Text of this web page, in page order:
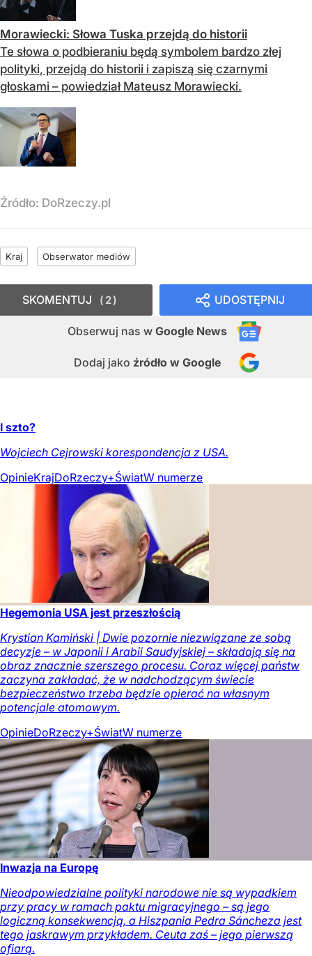
Morawiecki: Słowa Tuska przejdą do historii
Te słowa o podbieraniu będą symbolem bardzo złej
polityki, przejdą do historii i zapiszą się czarnymi
głoskami – powiedział Mateusz Morawiecki.
Źródło: DoRzeczy.pl
Kraj Obserwator mediów
UDOSTĘPNIJ
Obserwuj nas w Google News
Dodaj jako źródło w Google
SKOMENTUJ 2
I szto?
Wojciech Cejrowski korespondencja z USA.
OpinieKrajDoRzeczy+ŚwiatW numerze
Hegemonia USA jest przeszłością
Krystian Kamiński | Dwie pozornie niezwiązane ze sobą
decyzje – w Japonii i Arabii Saudyjskiej – składają się na
obraz znacznie szerszego procesu. Coraz więcej państw
zaczyna zakładać, że w nadchodzącym świecie
bezpieczeństwo trzeba będzie opierać na własnym
potencjale atomowym.
OpinieDoRzeczy+ŚwiatW numerze
Inwazja na Europę
Nieodpowiedzialne polityki narodowe nie są wypadkiem
przy pracy w ramach paktu migracyjnego – są jego
logiczną konsekwencją, a Hiszpania Pedra Sáncheza jest
tego jaskrawym przykładem. Ceuta zaś – jego pierwszą
ofiarą.